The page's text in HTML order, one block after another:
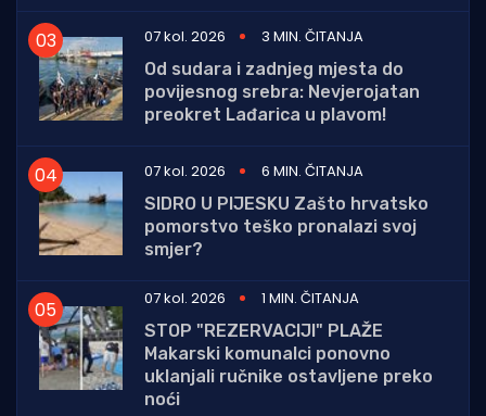
07 kol. 2026
3 MIN. ČITANJA
Od sudara i zadnjeg mjesta do
povijesnog srebra: Nevjerojatan
preokret Lađarica u plavom!
07 kol. 2026
6 MIN. ČITANJA
SIDRO U PIJESKU Zašto hrvatsko
pomorstvo teško pronalazi svoj
smjer?
07 kol. 2026
1 MIN. ČITANJA
STOP "REZERVACIJI" PLAŽE
Makarski komunalci ponovno
uklanjali ručnike ostavljene preko
noći